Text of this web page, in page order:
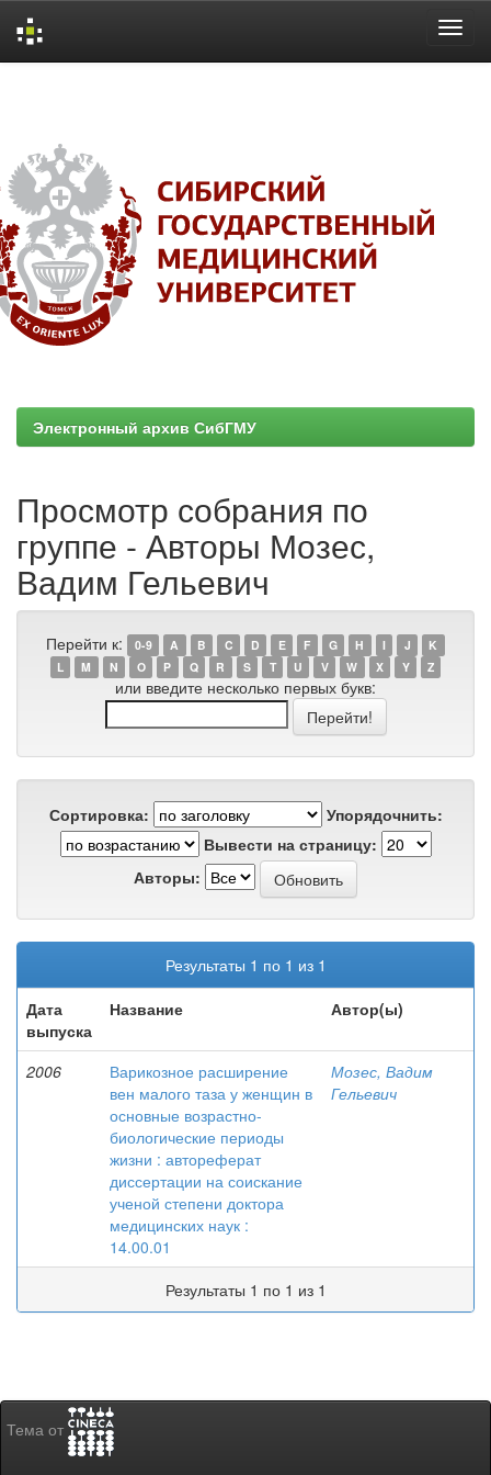
Электронный архив СибГМУ
Просмотр собрания по
группе - Авторы Мозес,
Вадим Гельевич
Перейти к: 0-9 A B C D E F G H I J
K
L
M N O P Q R S T U V W X Y Z
или введите несколько первых букв:
Сортировка:
Упорядочнить:
Вывести на страницу:
Авторы:
Результаты 1 по 1 из 1
Дата
выпуска
Название Автор(ы)
2006
Варикозное расширение
вен малого таза у женщин в
основные возрастно-
биологические периоды
жизни : автореферат
диссертации на соискание
ученой степени доктора
медицинских наук :
14.00.01
Мозес, Вадим
Гельевич
Результаты 1 по 1 из 1
Тема от